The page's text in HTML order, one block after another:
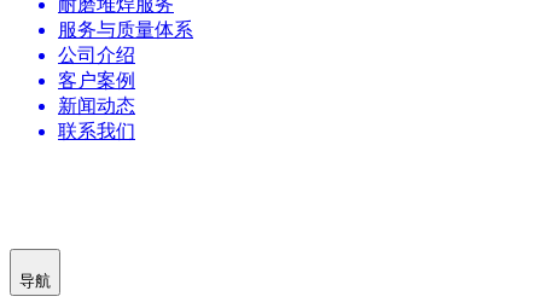
耐磨堆焊服务
服务与质量体系
公司介绍
客户案例
新闻动态
联系我们
导航